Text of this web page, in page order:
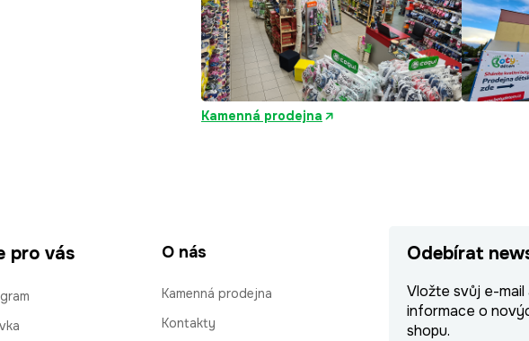
Kamenná prodejna
pro vás O nás
Kamenná prodejna
Kontakty
Odebírat
Vložte svůj e-mail
informace o
shopu.